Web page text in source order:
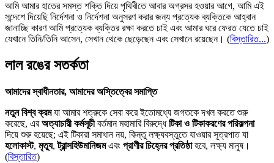
আমি আমার হাতের সমস্ত শক্তি দিয়ে পৃথিবীতে আবার অগ্রসর হওয়ার আগে, আমি এই
সন্দেশে দিয়েছি নির্দেশনা ও নির্দেশনা অনুসরণ করার জন্য প্রত্যেক ব্যক্তিকে আহ্বান
জানাচ্ছি কারণ আমি প্রত্যেক ব্যক্তির রক্ষা করতে চাই এবং আমার ঘরে ফেরত যেতে চাই
যেখানে তিনি/তিনি আসেন, সেখান থেকে ছেড়েছেন এবং সেখানে রয়েছেন। (বিস্তারিত...)
লাল রঙের সতর্কতা
আমাদের স্বাধীনতার, আমাদের অস্তিত্বের সমাপ্তি
নতুন বিশ্ব ক্রমযা আমার শত্রুকে সেবা করে ইতোমধ্যে জগতকে দখল করতে শুরু
করেছে, এরঅত্যাচারী কর্মসূচীবর্তমান মহামারি বিরুদ্ধেটিকা ও টিকাকরণের পরিকল্পনা
দিয়ে শুরু হয়েছে; এই টিকারা সমাধান নয়, কিন্তু লক্ষ্যবস্তুতে যাওয়ার সূত্রপাত যা
হলোকাস্ট, মৃত্যু,ট্রান্সহিউমানিজমএবং প্রাণীর চিহ্নের প্রতিষ্ঠাহবে, লক্ষ্য মানুষ।
(বিস্তারিত)